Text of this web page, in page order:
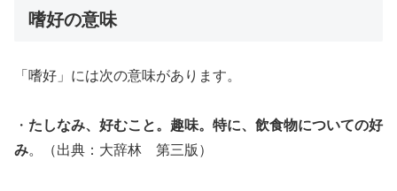
嗜好の意味
「嗜好」には次の意味があります。
・ たしなみ、好むこと。趣味。特に、飲食物についての好
み。（出典：大辞林 第三版）